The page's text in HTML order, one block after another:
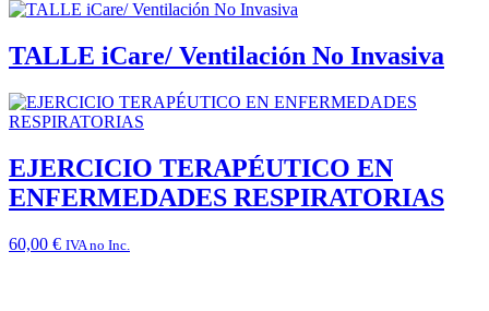
TALLE iCare/ Ventilación No Invasiva
EJERCICIO TERAPÉUTICO EN
ENFERMEDADES RESPIRATORIAS
60,00 € IVA no Inc.